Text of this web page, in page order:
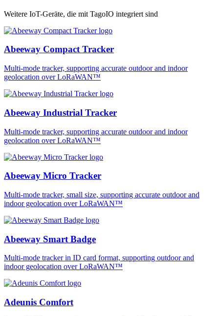
Weitere IoT-Geräte, die mit TagoIO integriert sind
Abeeway Compact Tracker
Multi-mode tracker, supporting accurate outdoor and indoor
geolocation over LoRaWAN™
Abeeway Industrial Tracker
Multi-mode tracker, supporting accurate outdoor and indoor
geolocation over LoRaWAN™
Abeeway Micro Tracker
Multi-mode tracker, small size, supporting accurate outdoor and
indoor geolocation over LoRaWAN™
Abeeway Smart Badge
Multi-mode tracker in ID card format, supporting outdoor and
indoor geolocation over LoRaWAN™
Adeunis Comfort